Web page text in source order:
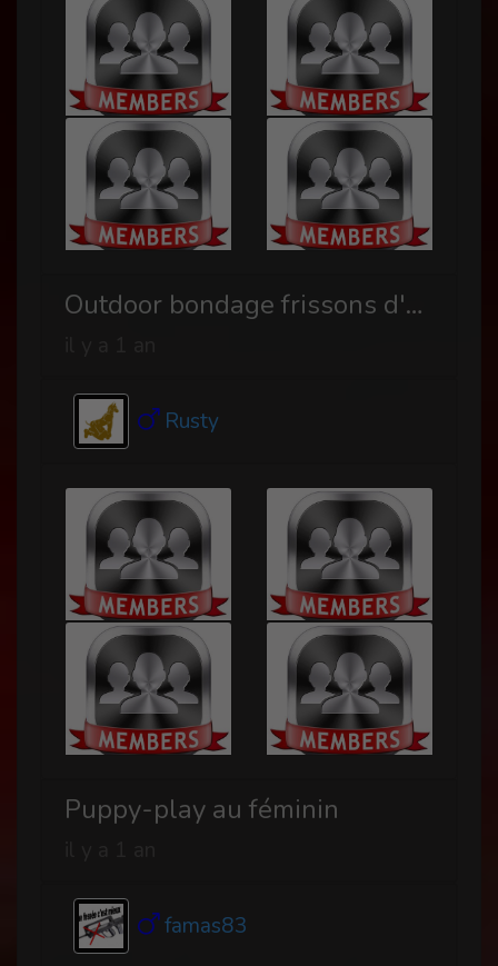
Outdoor bondage frissons d'été
Rusty
Puppy-play au féminin
famas83